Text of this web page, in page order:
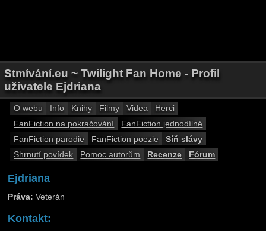
Stmívání.eu ~ Twilight Fan Home - Profil
uživatele Ejdriana
O webu Info Knihy Filmy Videa
Herci
FanFiction na pokračování
FanFiction jednodílné
FanFiction parodie
FanFiction poezie
Síň slávy
Shrnutí povídek
Pomoc autorům Recenze Fórum
Ejdriana
Práva: Veterán
Kontakt: